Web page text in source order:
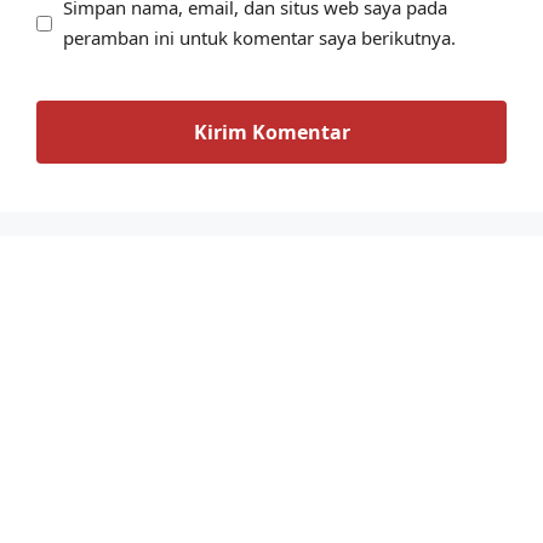
Simpan nama, email, dan situs web saya pada
peramban ini untuk komentar saya berikutnya.